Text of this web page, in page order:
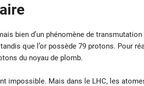
bien d’un phénomène de
que l’or possède 79 protons. Pour
du noyau de plomb.
impossible. Mais dans le LHC, les